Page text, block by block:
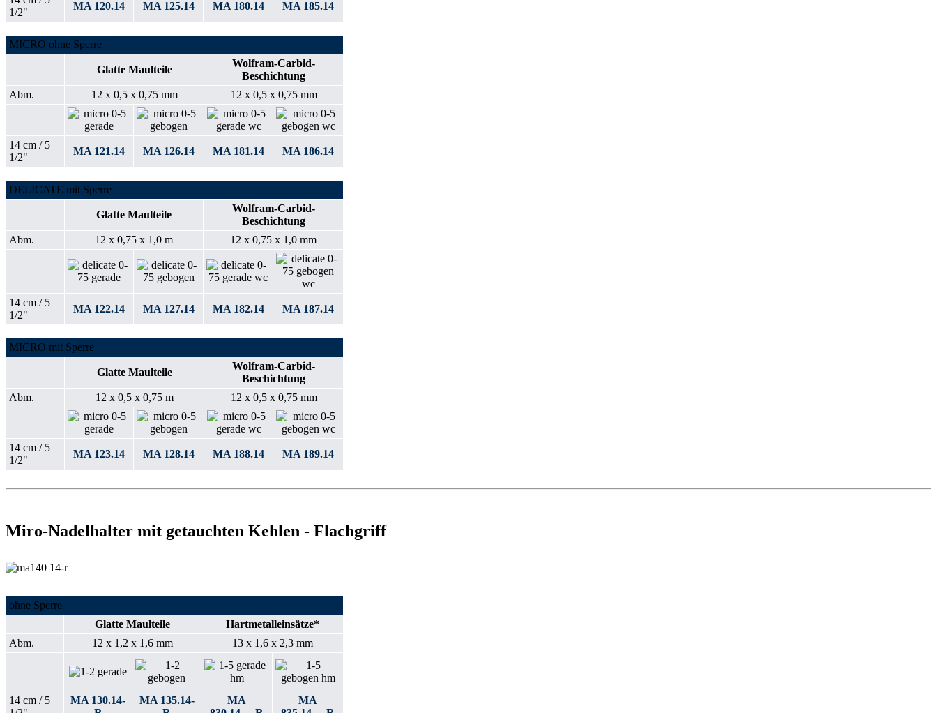
1/2"
MA 120.14 MA 125.14 MA 180.14 MA 185.14
MICRO ohne Sperre
Glatte Maulteile
Wolfram-Carbid-
Beschichtung
Abm.
12 x 0,5 x 0,75 mm 12 x 0,5 x 0,75 mm
14 cm / 5
1/2"
MA 121.14 MA 126.14 MA 181.14 MA 186.14
DELICATE mit Sperre
Glatte Maulteile
Wolfram-Carbid-
Beschichtung
Abm.
12 x 0,75 x 1,0 m 12 x 0,75 x 1,0 mm
14 cm / 5
1/2"
MA 122.14 MA 127.14 MA 182.14 MA 187.14
MICRO mit Sperre
Glatte Maulteile
Wolfram-Carbid-
Beschichtung
Abm.
12 x 0,5 x 0,75 m 12 x 0,5 x 0,75 mm
14 cm / 5
1/2"
MA 123.14 MA 128.14 MA 188.14 MA 189.14
Miro-Nadelhalter mit getauchten Kehlen - Flachgriff
ohne Sperre
Glatte Maulteile
Hartmetalleinsätze*
Abm.
12 x 1,2 x 1,6 mm 13 x 1,6 x 2,3 mm
14 cm / 5
MA 130.14-
MA 135.14-
MA
MA